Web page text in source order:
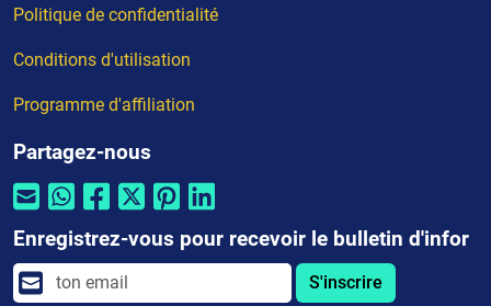
Politique de confidentialité
Conditions d'utilisation
Programme d'affiliation
Partagez-nous
Enregistrez-vous pour recevoir le bulletin d'infor
S'inscrire